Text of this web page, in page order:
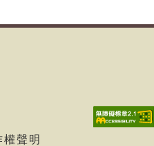
聲明